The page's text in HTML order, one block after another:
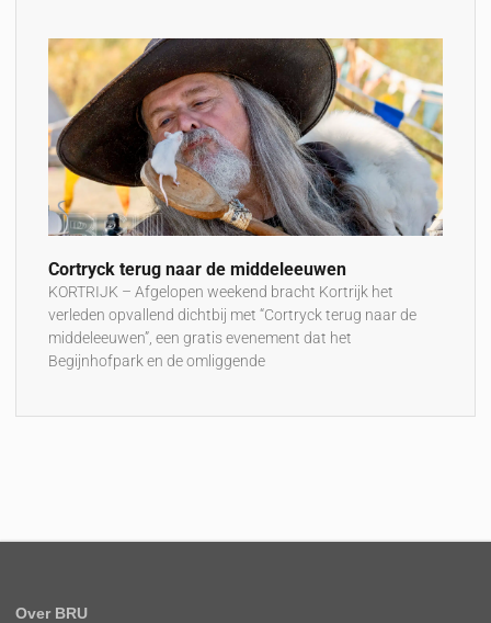
Cortryck terug naar de middeleeuwen
KORTRIJK – Afgelopen weekend bracht Kortrijk het
verleden opvallend dichtbij met “Cortryck terug naar de
middeleeuwen”, een gratis evenement dat het
Begijnhofpark en de omliggende
Over BRU